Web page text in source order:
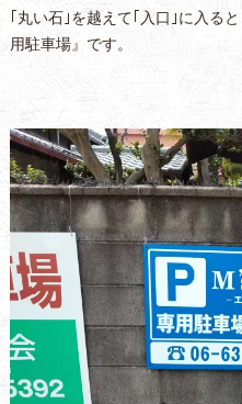
｢丸い石｣を越えて｢入口｣に入る
用駐車場』です。